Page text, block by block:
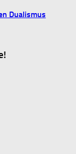
Dualismus